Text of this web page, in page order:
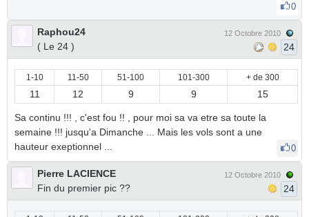
0
Raphou24
( Le 24 )
12 Octobre 2010
24
1-10 11-50 51-100 101-300 + de 300
11 12 9 9 15
Sa continu !!! , c'est fou !! , pour moi sa va etre sa toute la
semaine !!! jusqu'a Dimanche ... Mais les vols sont a une
hauteur exeptionnel ...
0
Pierre LACIENCE
Fin du premier pic ??
12 Octobre 2010
24